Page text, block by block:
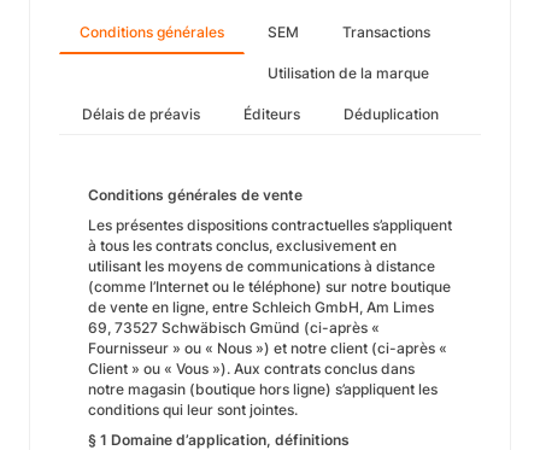
Conditions générales SEM Transactions
Utilisation de la marque
Délais de préavis Éditeurs Déduplication
Conditions générales de vente
Les présentes dispositions contractuelles s’appliquent
à tous les contrats conclus, exclusivement en
utilisant les moyens de communications à distance
(comme l’Internet ou le téléphone) sur notre boutique
de vente en ligne, entre Schleich GmbH, Am Limes
69, 73527 Schwäbisch Gmünd (ci-après «
Fournisseur » ou « Nous ») et notre client (ci-après «
Client » ou « Vous »). Aux contrats conclus dans
notre magasin (boutique hors ligne) s’appliquent les
conditions qui leur sont jointes.
§ 1 Domaine d’application, définitions